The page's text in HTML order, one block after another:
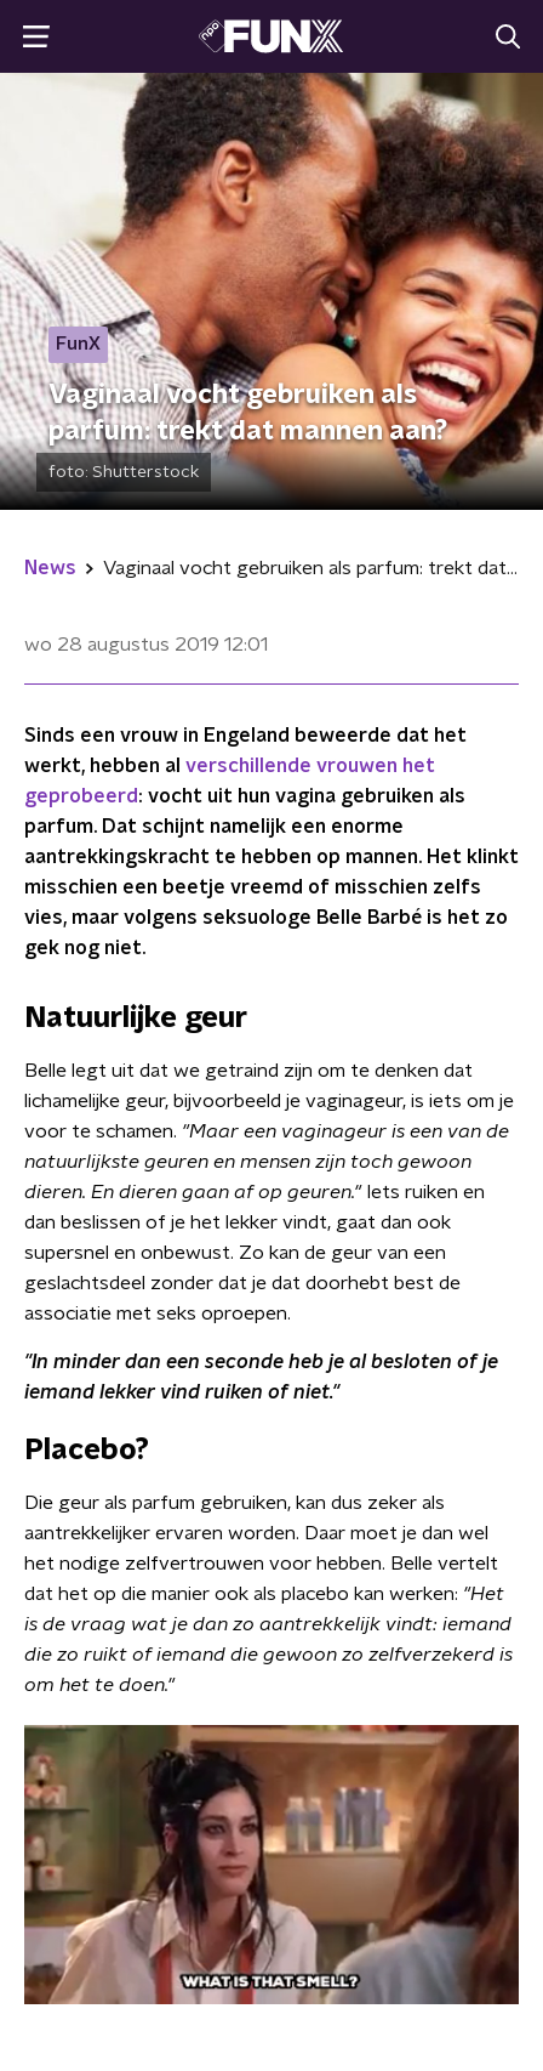
FunX
Vaginaal vocht gebruiken als
parfum: trekt dat mannen aan?
foto: Shutterstock
News Vaginaal vocht gebruiken als parfum: trekt dat mannen aan?
wo 28 augustus 2019 12:01
Sinds een vrouw in Engeland beweerde dat het
werkt, hebben al verschillende vrouwen het
geprobeerd: vocht uit hun vagina gebruiken als
parfum. Dat schijnt namelijk een enorme
aantrekkingskracht te hebben op mannen. Het klinkt
misschien een beetje vreemd of misschien zelfs
vies, maar volgens seksuologe Belle Barbé is het zo
gek nog niet.
Natuurlijke geur
Belle legt uit dat we getraind zijn om te denken dat
lichamelijke geur, bijvoorbeeld je vaginageur, is iets om je
voor te schamen. "Maar een vaginageur is een van de
natuurlijkste geuren en mensen zijn toch gewoon
dieren. En dieren gaan af op geuren." Iets ruiken en
dan beslissen of je het lekker vindt, gaat dan ook
supersnel en onbewust. Zo kan de geur van een
geslachtsdeel zonder dat je dat doorhebt best de
associatie met seks oproepen.
"In minder dan een seconde heb je al besloten of je
iemand lekker vind ruiken of niet."
Placebo?
Die geur als parfum gebruiken, kan dus zeker als
aantrekkelijker ervaren worden. Daar moet je dan wel
het nodige zelfvertrouwen voor hebben. Belle vertelt
dat het op die manier ook als placebo kan werken: "Het
is de vraag wat je dan zo aantrekkelijk vindt: iemand
die zo ruikt of iemand die gewoon zo zelfverzekerd is
om het te doen."